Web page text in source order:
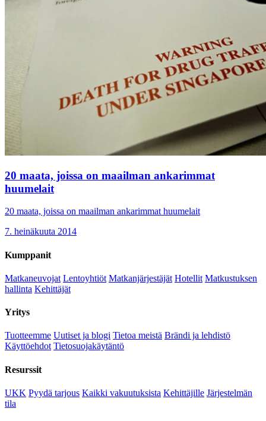
20 maata, joissa on maailman ankarimmat
huumelait
20 maata, joissa on maailman ankarimmat huumelait
7. heinäkuuta 2014
Kumppanit
Matkaneuvojat Lentoyhtiöt Matkanjärjestäjät Hotellit Matkustuksen
hallinta Kehittäjät
Yritys
Tuotteemme Uutiset ja blogi Tietoa meistä Brändi ja lehdistö
Käyttöehdot Tietosuojakäytäntö
Resurssit
UKK Pyydä tarjous Kaikki vakuutuksista Kehittäjille Järjestelmän
tila